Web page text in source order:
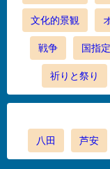
文化的景観
戦争 国指定
祈りと祭り
八田 芦安